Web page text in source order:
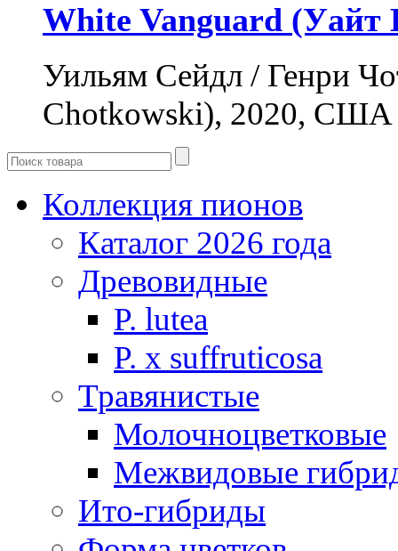
White Vanguard (Уайт
Уильям Сейдл / Генри
Chotkowski), 2020,
Коллекция пионов
Каталог 2026 года
Древовидные
P. lutea
P. х suffruticosa
Травянистые
Молочноцветковые
Межвидовые
Ито-гибриды